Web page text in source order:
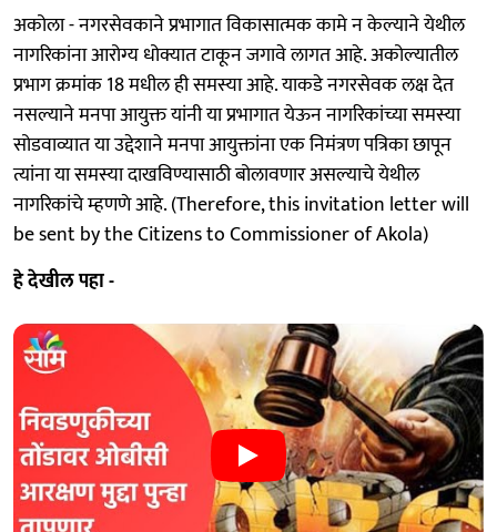
अकोला - नगरसेवकाने प्रभागात विकासात्मक कामे न केल्याने येथील
नागरिकांना आरोग्य धोक्यात टाकून जगावे लागत आहे. अकोल्यातील
प्रभाग क्रमांक 18 मधील ही समस्या आहे. याकडे नगरसेवक लक्ष देत
नसल्याने मनपा आयुक्त यांनी या प्रभागात येऊन नागरिकांच्या समस्या
सोडवाव्यात या उद्देशाने मनपा आयुक्तांना एक निमंत्रण पत्रिका छापून
त्यांना या समस्या दाखविण्यासाठी बोलावणार असल्याचे येथील
नागरिकांचे म्हणणे आहे. (Therefore, this invitation letter will
be sent by the Citizens to Commissioner of Akola)
हे देखील पहा -